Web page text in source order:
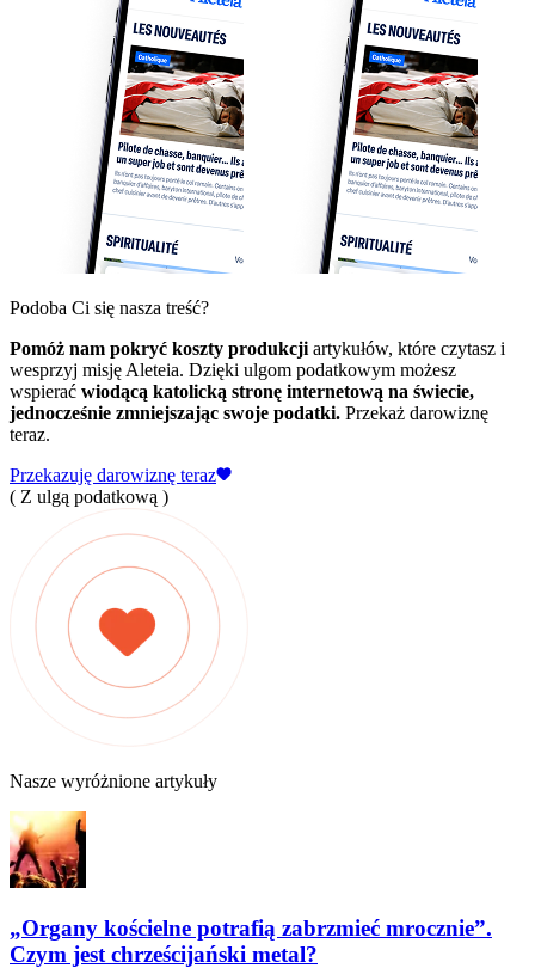
Podoba Ci się nasza treść?
Pomóż nam pokryć koszty produkcji artykułów, które czytasz i
wesprzyj misję Aleteia. Dzięki ulgom podatkowym możesz
wspierać wiodącą katolicką stronę internetową na świecie,
jednocześnie zmniejszając swoje podatki. Przekaż darowiznę
teraz.
Przekazuję darowiznę teraz
( Z ulgą podatkową )
Nasze wyróżnione artykuły
„Organy kościelne potrafią zabrzmieć mrocznie”.
Czym jest chrześcijański metal?